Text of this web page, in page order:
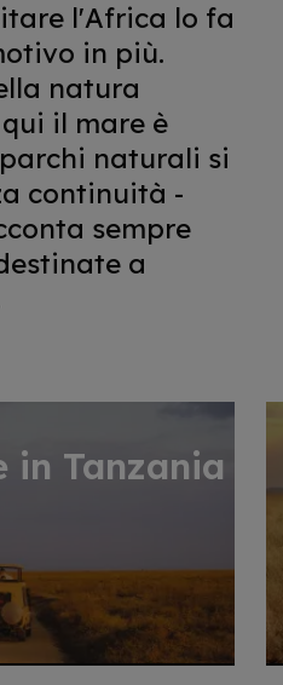
l'Africa lo fa
in più.
natura
il mare è
naturali si
continuità -
sempre
a
in Tanzania